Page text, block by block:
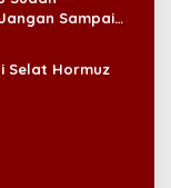
Sampai
Selat Hormuz